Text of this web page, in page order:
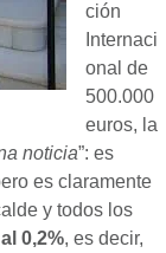
ción
Internaci
onal de
500.000
euros, la
noticia”: es
es claramente
y todos los
0,2%, es decir,